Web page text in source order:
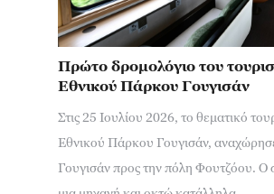
Πρώτο δρομολόγιο του
Εθνικού Πάρκου Γουγισάν
Στις 25 Ιουλίου 2026, το θεματικό
Εθνικού Πάρκου Γουγισάν,
Γουγισάν προς την πόλη Φουτζόου. Ο